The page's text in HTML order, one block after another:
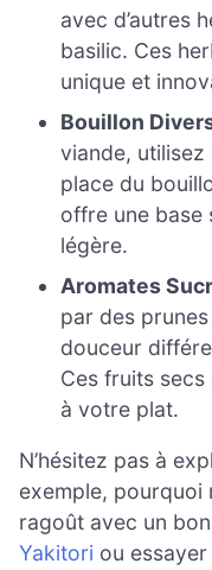
avec d’autres
basilic. Ces
unique et
Bouillon
viande, utilisez
place du
offre une base
légère.
Aromates
par des
douceur
Ces fruits
à votre plat.
N’hésitez pas à
exemple, pourquoi
ragoût avec un
Yakitori ou essayer